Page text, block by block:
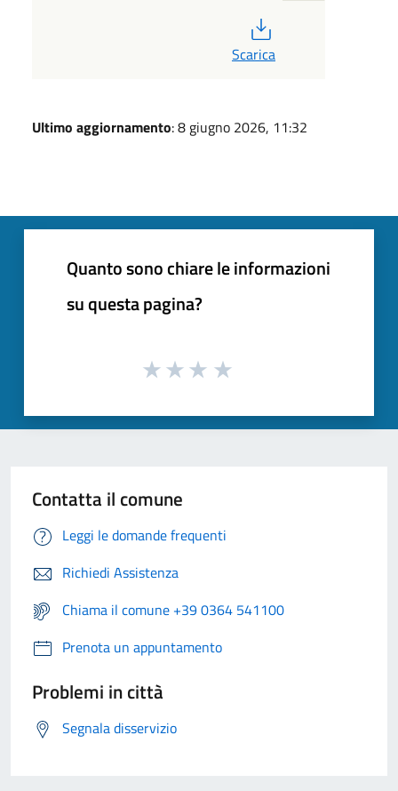
Scarica
Ultimo aggiornamento: 8 giugno 2026, 11:32
Quanto sono chiare le informazioni
su questa pagina?
Contatta il comune
Leggi le domande frequenti
Richiedi Assistenza
Chiama il comune +39 0364 541100
Prenota un appuntamento
Problemi in città
Segnala disservizio